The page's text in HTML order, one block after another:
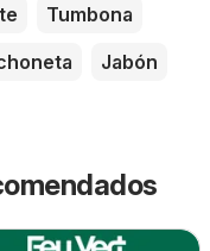
Tumbona
Jabón